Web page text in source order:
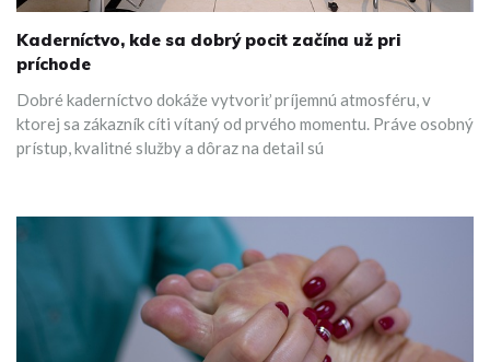
Kaderníctvo, kde sa dobrý pocit začína už pri
príchode
Dobré kaderníctvo dokáže vytvoriť príjemnú atmosféru, v
ktorej sa zákazník cíti vítaný od prvého momentu. Práve osobný
prístup, kvalitné služby a dôraz na detail sú